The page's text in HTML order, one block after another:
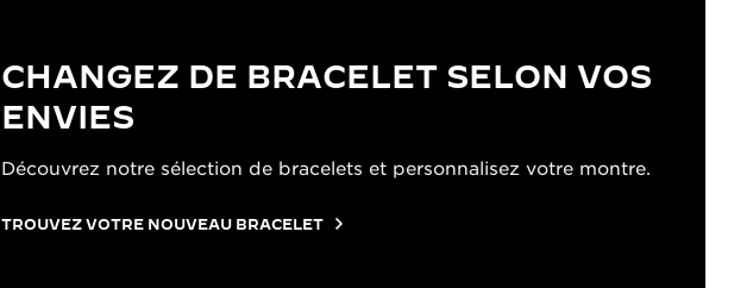
CHANGEZ DE BRACELET SELON VOS
ENVIES
Découvrez notre sélection de bracelets et personnalisez votre montre.
TROUVEZ VOTRE NOUVEAU BRACELET